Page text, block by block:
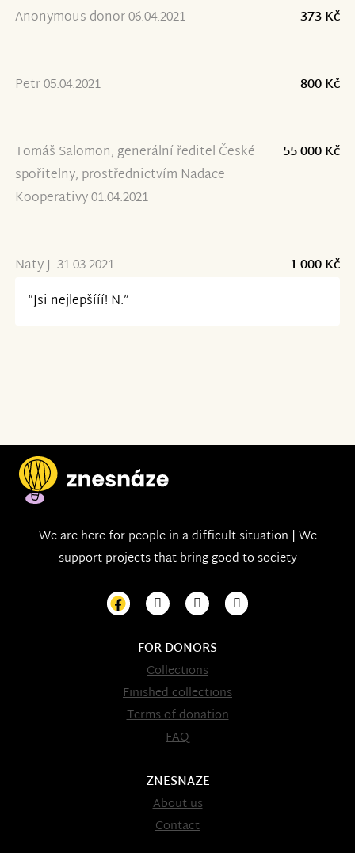
Anonymous donor 06.04.2021 373 Kč
Petr 05.04.2021 800 Kč
Tomáš Salomon, generální ředitel České
spořitelny, prostřednictvím Nadace
Kooperativy 01.04.2021
55 000 Kč
Naty J. 31.03.2021
1 000 Kč
“Jsi nejlepšííí! N.”
We are here for people in a difficult situation | We
support projects that bring good to society
FOR DONORS
Collections
Finished collections
Terms of donation
FAQ
ZNESNAZE
About us
Contact